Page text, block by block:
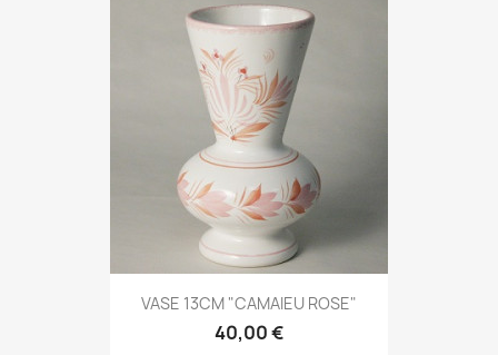
VASE 13CM "CAMAIEU ROSE"
40,00 €